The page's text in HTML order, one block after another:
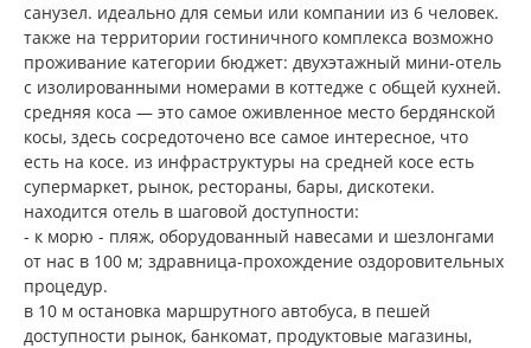
санузел. идеально для семьи или компании из 6 человек.
также на территории гостиничного комплекса возможно
проживание категории бюджет: двухэтажный мини-отель
с изолированными номерами в коттедже с общей кухней.
средняя коса — это самое оживленное место бердянской
косы, здесь сосредоточено все самое интересное, что
есть на косе. из инфраструктуры на средней косе есть
супермаркет, рынок, рестораны, бары, дискотеки.
находится отель в шаговой доступности:
- к морю - пляж, оборудованный навесами и шезлонгами
от нас в 100 м; здравница-прохождение оздоровительных
процедур.
в 10 м остановка маршрутного автобуса, в пешей
доступности рынок, банкомат, продуктовые магазины,